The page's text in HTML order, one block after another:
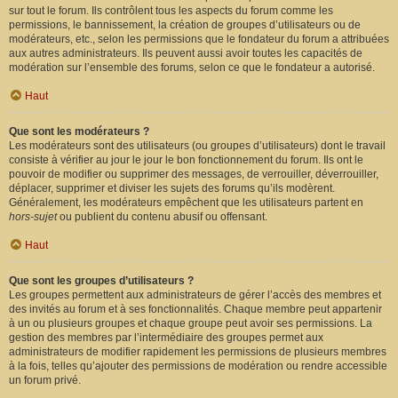
sur tout le forum. Ils contrôlent tous les aspects du forum comme les
permissions, le bannissement, la création de groupes d’utilisateurs ou de
modérateurs, etc., selon les permissions que le fondateur du forum a attribuées
aux autres administrateurs. Ils peuvent aussi avoir toutes les capacités de
modération sur l’ensemble des forums, selon ce que le fondateur a autorisé.
Haut
Que sont les modérateurs ?
Les modérateurs sont des utilisateurs (ou groupes d’utilisateurs) dont le travail
consiste à vérifier au jour le jour le bon fonctionnement du forum. Ils ont le
pouvoir de modifier ou supprimer des messages, de verrouiller, déverrouiller,
déplacer, supprimer et diviser les sujets des forums qu’ils modèrent.
Généralement, les modérateurs empêchent que les utilisateurs partent en
hors-sujetou publient du contenu abusif ou offensant.
Haut
Que sont les groupes d’utilisateurs ?
Les groupes permettent aux administrateurs de gérer l’accès des membres et
des invités au forum et à ses fonctionnalités. Chaque membre peut appartenir
à un ou plusieurs groupes et chaque groupe peut avoir ses permissions. La
gestion des membres par l’intermédiaire des groupes permet aux
administrateurs de modifier rapidement les permissions de plusieurs membres
à la fois, telles qu’ajouter des permissions de modération ou rendre accessible
un forum privé.